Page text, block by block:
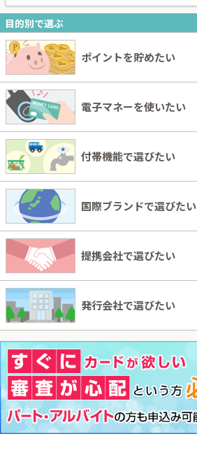
目的別で選ぶ
ポイントを貯めたい
電子マネーを使いたい
付帯機能で選びたい
国際ブランドで選びたい
提携会社で選びたい
発行会社で選びたい